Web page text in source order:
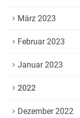
März 2023
Februar 2023
Januar 2023
2022
Dezember 2022